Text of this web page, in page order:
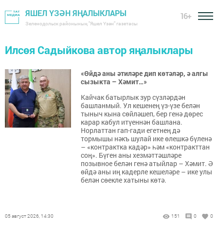
ЯШЕЛ ҮЗӘН ЯҢАЛЫКЛАРЫ
Зеленодольск районының "Яшел Үзән" газетасы
16+
Илсөя Садыйкова автор яңалыклары
«Өйдә аны әтиләре дип көтәләр, ә алгы
сызыкта – Хәмит…»
Кайчак батырлык зур сүзләрдән
башланмый. Ул кешенең үз-үзе белән
тыныч кына сөйләшеп, бер генә дөрес
карар кабул итүеннән башлана.
Норлаттан гап-гади егетнең дә
тормышы нәкъ шулай ике өлешкә бүленә
– «контрактка кадәр» һәм «контракттан
соң». Бүген аны хезмәттәшләре
позывное белән генә атыйлар – Хәмит. Ә
өйдә аны иң кадерле кешеләре – ике улы
белән сөекле хатыны көтә.
05 август 2026, 14:30 151 0 0